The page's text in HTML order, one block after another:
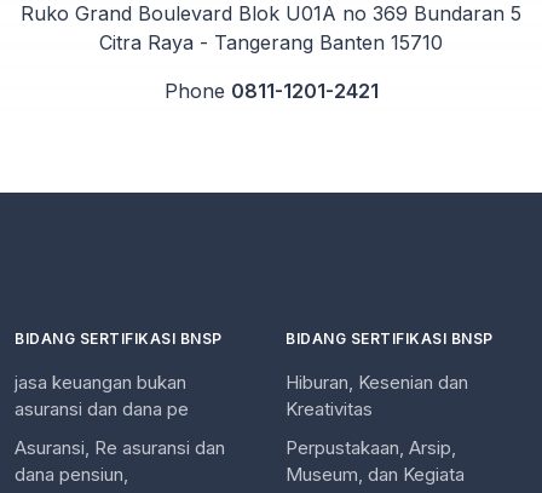
Ruko Grand Boulevard Blok U01A no 369 Bundaran 5
Citra Raya - Tangerang Banten 15710
Phone 0811-1201-2421
BIDANG SERTIFIKASI BNSP
jasa keuangan bukan
asuransi dan dana pe
Asuransi, Re asuransi dan
dana pensiun,
BIDANG SERTIFIKASI BNSP
Hiburan, Kesenian dan
Kreativitas
Perpustakaan, Arsip,
Museum, dan Kegiata